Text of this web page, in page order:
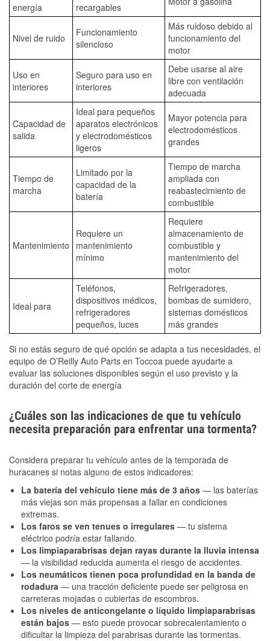
energía
recargables
Nivel de ruido
Funcionamiento
silencioso
Más ruidoso debido al
funcionamiento del
motor
Uso en
interiores
Seguro para uso en
interiores
Debe usarse al aire
libre con ventilación
adecuada
Capacidad de
salida
Ideal para pequeños
aparatos electrónicos
y electrodomésticos
ligeros
Mayor potencia para
electrodomésticos
grandes
Tiempo de
marcha
Limitado por la
capacidad de la
batería
Tiempo de marcha
ampliada con
reabastecimiento de
combustible
Mantenimiento
Requiere un
mantenimiento
mínimo
Requiere
almacenamiento de
combustible y
mantenimiento del
motor
Ideal para
Teléfonos,
dispositivos médicos,
refrigeradores
pequeños, luces
Refrigeradores,
bombas de sumidero,
sistemas domésticos
más grandes
Si no estás seguro de qué opción se adapta a tus necesidades, el
equipo de O’Reilly Auto Parts en Toccoa puede ayudarte a
evaluar las soluciones disponibles según el uso previsto y la
duración del corte de energía
¿Cuáles son las indicaciones de que tu vehículo
necesita preparación para enfrentar una tormenta?
Considera preparar tu vehículo antes de la temporada de
huracanes si notas alguno de estos indicadores:
La batería del vehículo tiene más de 3 años — las baterías
más viejas son más propensas a fallar en condiciones
extremas.
Los faros se ven tenues o irregulares — tu sistema
eléctrico podría estar fallando.
Los limpiaparabrisas dejan rayas durante la lluvia intensa
— la visibilidad reducida aumenta el riesgo de accidentes.
Los neumáticos tienen poca profundidad en la banda de
rodadura — una tracción deficiente puede ser peligrosa en
carreteras mojadas o cubiertas de escombros.
Los niveles de anticongelante o líquido limpiaparabrisas
están bajos — esto puede provocar sobrecalentamiento o
dificultar la limpieza del parabrisas durante las tormentas.